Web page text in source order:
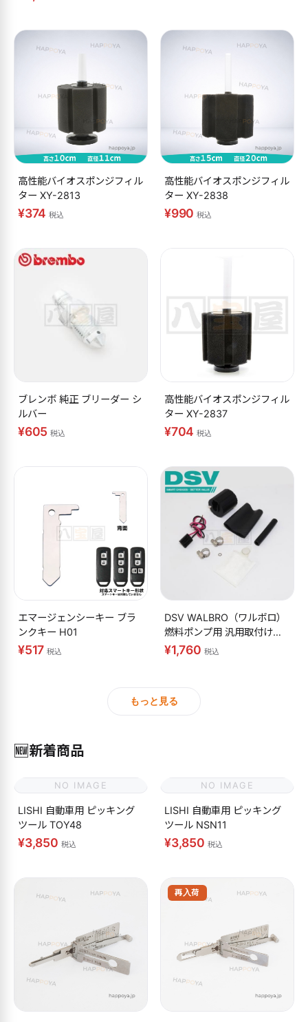
高性能バイオスポンジフィル
ター XY-2813
¥374税込
高性能バイオスポンジフィル
ター XY-2838
¥990税込
ブレンボ 純正 ブリーダー シ
ルバー
¥605税込
高性能バイオスポンジフィル
ター XY-2837
¥704税込
エマージェンシーキー ブラ
ンクキー H01
¥517税込
DSV WALBRO（ワルボロ）
燃料ポンプ用 汎用取付けキ
ット
¥1,760 税込
もっと見る
🆕新着商品
NO IMAGE
LISHI 自動車用 ピッキング
ツール TOY48
¥3,850 税込
NO IMAGE
LISHI 自動車用 ピッキング
ツール NSN11
¥3,850 税込
再入荷